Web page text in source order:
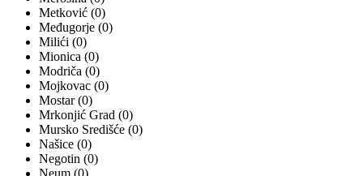
Metković (0)
Međugorje (0)
Milići (0)
Mionica (0)
Modriča (0)
Mojkovac (0)
Mostar (0)
Mrkonjić Grad (0)
Mursko Središće (0)
Našice (0)
Negotin (0)